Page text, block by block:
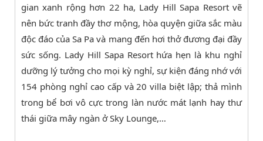
gian xanh rộng hơn 22 ha, Lady Hill Sapa Resort vẽ
nên bức tranh đầy thơ mộng, hòa quyện giữa sắc màu
độc đáo của Sa Pa và mang đến hơi thở đương đại đầy
sức sống. Lady Hill Sapa Resort hứa hẹn là khu nghỉ
dưỡng lý tưởng cho mọi kỳ nghỉ, sự kiện đáng nhớ với
154 phòng nghỉ cao cấp và 20 villa biệt lập; thả mình
trong bể bơi vô cực trong làn nước mát lạnh hay thư
thái giữa mây ngàn ở Sky Lounge,…